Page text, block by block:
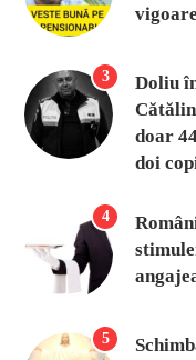
vigoare
3
Doliu
doar
doi
4
5